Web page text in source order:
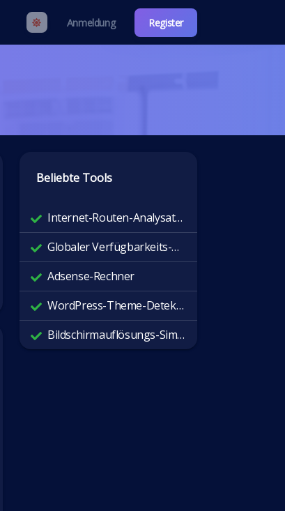
Anmeldung Register
Beliebte Tools
Internet-Routen-Analysator
Globaler Verfügbarkeits-Checker
Adsense-Rechner
WordPress-Theme-Detektor
Bildschirmauflösungs-Simulator